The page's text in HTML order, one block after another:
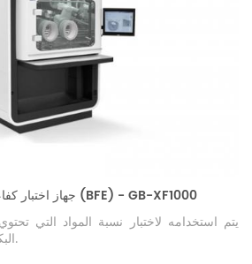
جهاز اختبار كفاءة الترشيح البكتيري للقناع (BFE) - GB-XF1000
يتم استخدامه لاختبار نسبة المواد التي
البكتيريا بمعدل التدفق المحدد.